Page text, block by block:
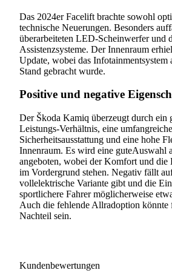
Das 2024er Facelift brachte sowohl
technische Neuerungen. Besonders
überarbeiteten LED-Scheinwerfer und
Assistenzsysteme. Der Innenraum
Update, wobei das Infotainmentsystem
Stand gebracht wurde.
Positive und negative
Der Škoda Kamiq überzeugt durch ein
Leistungs-Verhältnis, eine umfangreiche
Sicherheitsausstattung und eine hohe
Innenraum. Es wird eine guteAuswahl
angeboten, wobei der Komfort und die
im Vordergrund stehen. Negativ fällt
vollelektrische Variante gibt und die
sportlichere Fahrer möglicherweise
Auch die fehlende Allradoption könnte
Nachteil sein.
Kundenbewertungen